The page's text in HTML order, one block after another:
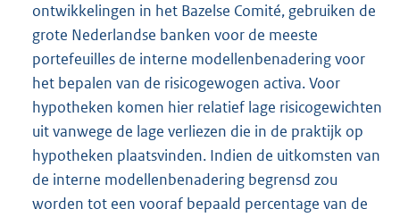
ontwikkelingen in het Bazelse Comité, gebruiken de
grote Nederlandse banken voor de meeste
portefeuilles de interne modellenbenadering voor
het bepalen van de risicogewogen activa. Voor
hypotheken komen hier relatief lage risicogewichten
uit vanwege de lage verliezen die in de praktijk op
hypotheken plaatsvinden. Indien de uitkomsten van
de interne modellenbenadering begrensd zou
worden tot een vooraf bepaald percentage van de